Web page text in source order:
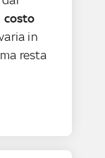
costo
in
resta